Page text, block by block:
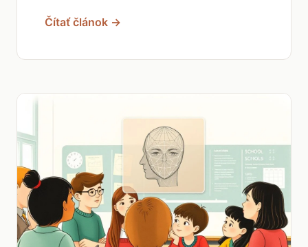
Čítať článok →